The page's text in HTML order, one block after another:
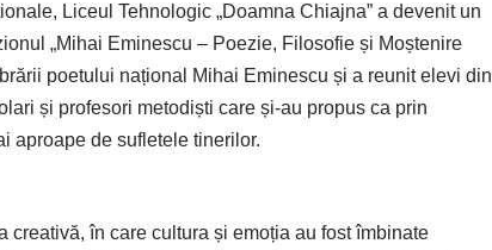
Liceul Tehnologic „Doamna Chiajna” a devenit un
„Mihai Eminescu – Poezie, Filosofie și Moștenire
poetului național Mihai Eminescu și a reunit elevi din
și profesori metodiști care și-au propus ca prin
aproape de sufletele tinerilor.
creativă, în care cultura și emoția au fost îmbinate